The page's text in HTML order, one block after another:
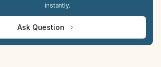
instantly.
Ask Question